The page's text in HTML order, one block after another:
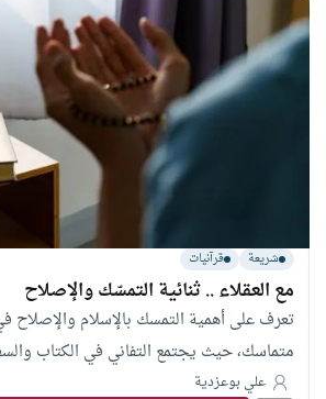
شريعة قرآنيات
مع العقلاء .. ثنائية التمسّك والإصلاح
تعرف على أهمية التمسك بالإسلام والإصلاح
متماسك، حيث يجتمع التفاني في الكتاب
علي بوعزدية